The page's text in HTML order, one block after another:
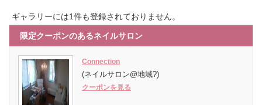
ギャラリーには1件も登録されておりません。
限定クーポンのあるネイルサロン
Connection
(ネイルサロン@地域?)
クーポンを見る